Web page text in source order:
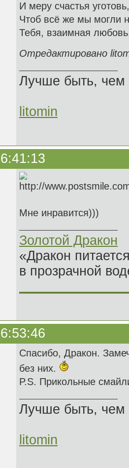
И меру счастья уготовь,
Чтоб всё же мы могли
Тебя, взаимная
Отредактировано
Лучше быть, чем
litomin
Мне инравится)))
Золотой Дракон
«Дракон
в прозрачной
Спасибо, Дракон.
без них.
P.S. Прикольные
Лучше быть, чем
litomin